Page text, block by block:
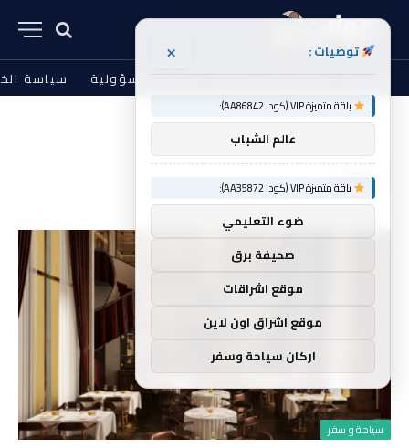
من نحن الشروط والأحكام إخلاء المسؤولية سياسة
الرئيسية » نوماد
نوماد
سياحة و سفر
توصيات : ×
باقة متميزة VIP (كود: AA86842):
عالم الشباب
باقة متميزة VIP (كود: AA35872):
ضوء التعليمي
صحيفة برق
موقع اشراقات
موقع اشراق اون لاين
اركان سياحة وسفر